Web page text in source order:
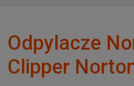
Odpylacze
Clipper